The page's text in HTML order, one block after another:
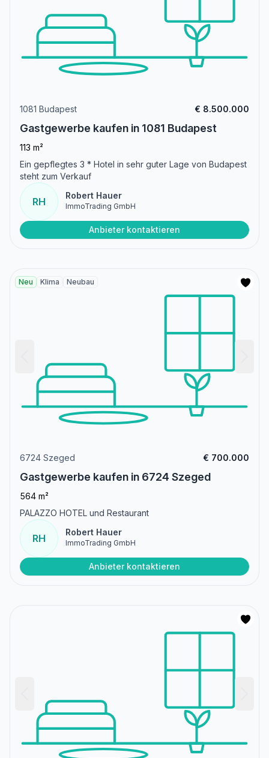
1081 Budapest € 8.500.000
Gastgewerbe kaufen in 1081 Budapest
113 m²
Ein gepflegtes 3 * Hotel in sehr guter Lage von Budapest
steht zum Verkauf
RH
Robert Hauer
ImmoTrading GmbH
Anbieter kontaktieren
Neu Klima Neubau
6724 Szeged € 700.000
Gastgewerbe kaufen in 6724 Szeged
564 m²
PALAZZO HOTEL und Restaurant
RH
Robert Hauer
ImmoTrading GmbH
Anbieter kontaktieren